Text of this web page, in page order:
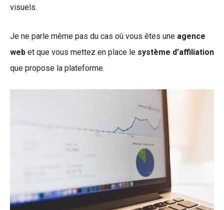
visuels.
Je ne parle même pas du cas où vous êtes une agence
web et que vous mettez en place le système d’affiliation
que propose la plateforme.